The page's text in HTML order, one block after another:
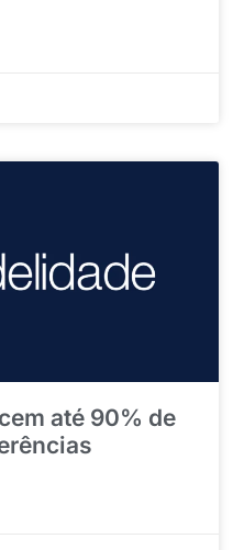
até 90% de